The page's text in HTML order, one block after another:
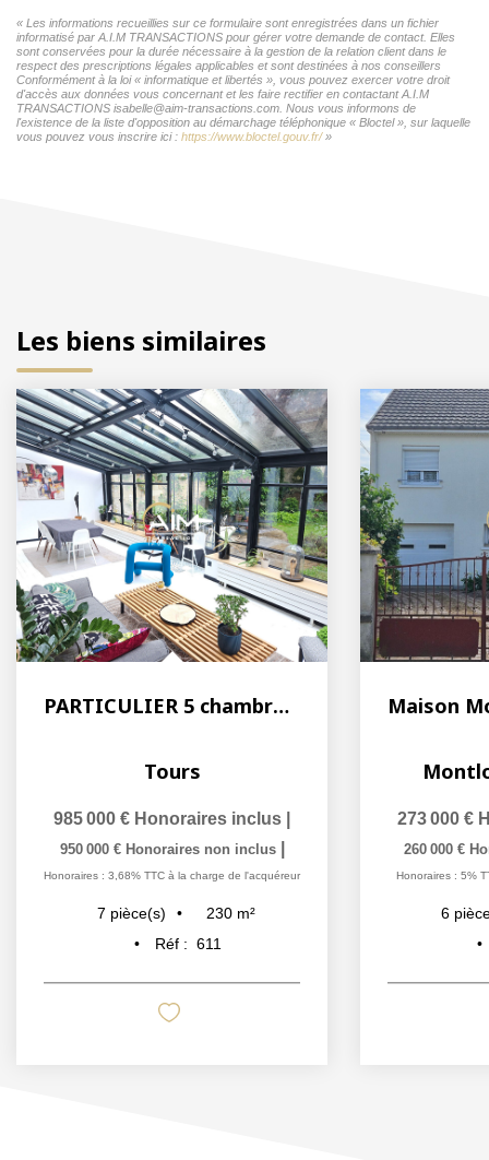
« Les informations recueillies sur ce formulaire sont enregistrées dans un fichier
informatisé par A.I.M TRANSACTIONS pour gérer votre demande de contact. Elles
sont conservées pour la durée nécessaire à la gestion de la relation client dans le
respect des prescriptions légales applicables et sont destinées à nos conseillers
Conformément à la loi « informatique et libertés », vous pouvez exercer votre droit
d'accès aux données vous concernant et les faire rectifier en contactant A.I.M
TRANSACTIONS isabelle@aim-transactions.com. Nous vous informons de
l'existence de la liste d'opposition au démarchage téléphonique « Bloctel », sur laquelle
vous pouvez vous inscrire ici : https://www.bloctel.gouv.fr/»
Les biens similaires
PARTICULIER 5 chambres à Tours
Tours
985 000 € Honoraires inclus
950 000 € Honoraires non inclus
Honoraires : 3,68% TTC à la charge de l'acquéreur
7 pièce(s) 230 m²
Réf : 611
273 000 €
260 000 €
Honoraires : 5%
6